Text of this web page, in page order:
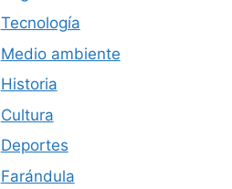
Tecnología
Medio ambiente
Historia
Cultura
Deportes
Farándula